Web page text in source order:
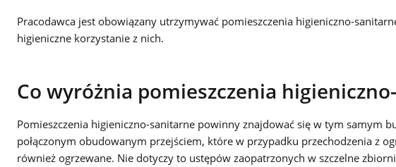
Pracodawca jest obowiązany utrzymywać pomieszczenia higieniczno-
higieniczne korzystanie z nich.
Co wyróżnia pomieszczenia
Pomieszczenia higieniczno-sanitarne powinny znajdować się w tym samym
połączonym obudowanym przejściem, które w przypadku przechodzenia z
również ogrzewane. Nie dotyczy to ustępów zaopatrzonych w szczelne